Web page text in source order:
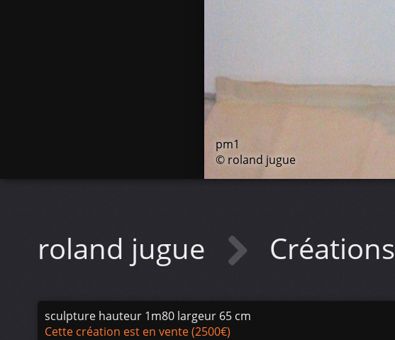
pm1
© roland jugue
roland jugue Créations
sculpture hauteur 1m80 largeur 65 cm
Cette création est en vente (2500€)